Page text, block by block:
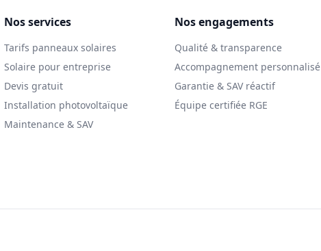
Nos services
Tarifs panneaux solaires
Solaire pour entreprise
Devis gratuit
Installation photovoltaïque
Maintenance & SAV
Nos engagements
Qualité & transparence
Accompagnement personnalisé
Garantie & SAV réactif
Équipe certifiée RGE